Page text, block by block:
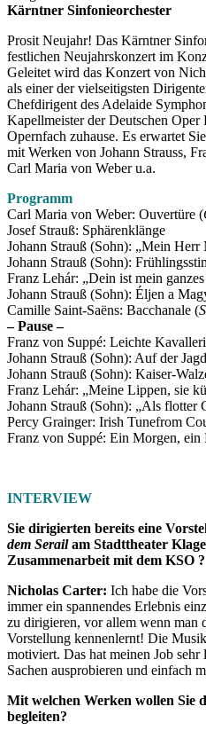
Kärntner Sinfonieorchester
Prosit Neujahr! Das Kärntner
festlichen Neujahrskonzert im
Geleitet wird das Konzert von
als einer der vielseitigsten
Chefdirigent des Adelaide
Kapellmeister der Deutschen Oper
Opernfach zuhause. Es erwartet
mit Werken von Johann Strauss,
Carl Maria von Weber u.a.
Programm
Carl Maria von Weber: Ouvertüre (
Josef Strauß: Sphärenklänge
Johann Strauß (Sohn): „Mein Herr
Johann Strauß (Sohn):
Franz Lehár: „Dein ist mein
Johann Strauß (Sohn): Éljen a
Camille Saint-Saëns: Bacchanale (
– Pause –
Franz von Suppé: Leichte
Johann Strauß (Sohn): Auf der Jagd
Johann Strauß (Sohn): Kaiser-
Franz Lehár: „Meine Lippen, sie
Johann Strauß (Sohn): „Als flotter
Percy Grainger: Irish Tunefrom
Franz von Suppé: Ein Morgen,
INTERVIEW
Sie dirigierten bereits eine
dem Serailam Stadttheater
Zusammenarbeit mit dem KSO ?
Nicholas Carter: Ich habe die
immer ein spannendes Erlebnis
zu dirigieren, vor allem wenn man
Vorstellung kennenlernt! Die
motiviert. Das hat meinen Job
Sachen ausprobieren und einfach
Mit welchen Werken wollen Sie
begleiten?